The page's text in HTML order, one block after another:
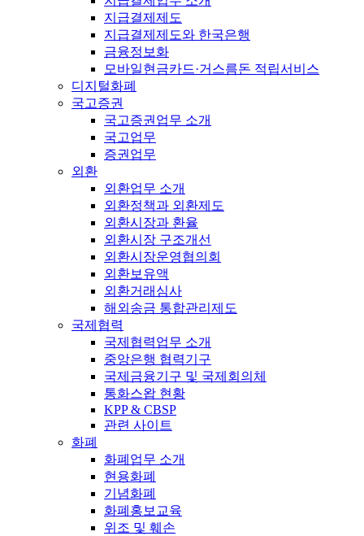
지급결제제도
지급결제제도와 한국은행
금융정보화
모바일현금카드·거스름돈 적립서비스
디지털화폐
국고증권
국고증권업무 소개
국고업무
증권업무
외환
외환업무 소개
외환정책과 외환제도
외환시장과 환율
외환시장 구조개선
외환시장운영협의회
외환보유액
외환거래심사
해외송금 통합관리제도
국제협력
국제협력업무 소개
중앙은행 협력기구
국제금융기구 및 국제회의체
통화스왑 현황
KPP & CBSP
관련 사이트
화폐
화폐업무 소개
현용화폐
기념화폐
화폐홍보교육
위조 및 훼손